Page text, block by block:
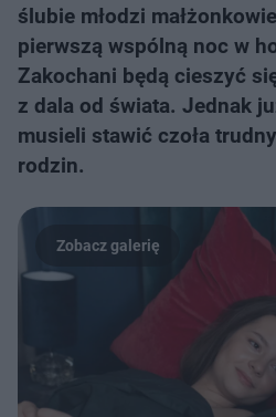
ślubie młodzi
pierwszą wspólną noc w
Zakochani będą cieszyć
z dala od świata. Jednak
musieli stawić czoła
rodzin.